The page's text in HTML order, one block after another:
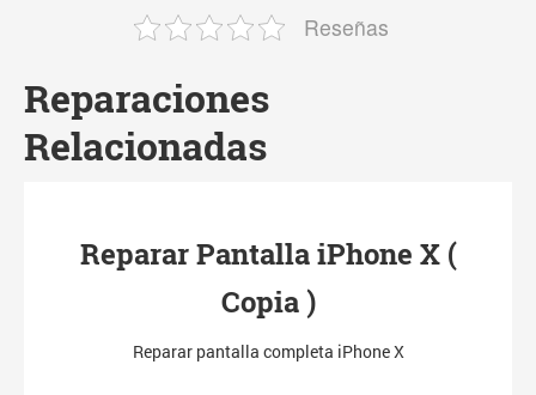
Reseñas
Reparaciones
Relacionadas
Reparar Pantalla iPhone X (
Copia )
Reparar pantalla completa iPhone X